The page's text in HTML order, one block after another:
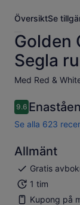
ÖversiktSe
Golden
Segla
Med Red &
9.69.6 av 10
Se alla 623
Allmänt
Gratis
1 tim
Kupong på